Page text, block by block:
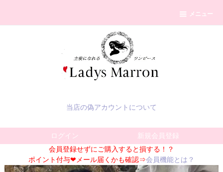
メニュー
当店の偽アカウントについて
ログイン
新規会員登録
会員登録せずにご購入すると損する！？
ポイント付与❤メール届くかも確認⇒会員機能とは？